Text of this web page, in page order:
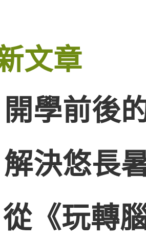
文章
開學前後
解決悠長
從《玩轉